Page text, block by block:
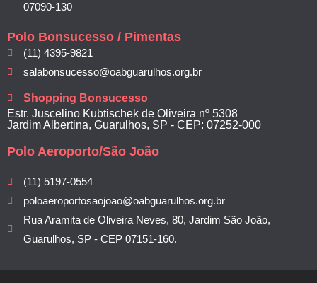
07090-130
Polo Bonsucesso / Pimentas
(11) 4395-9821
salabonsucesso@oabguarulhos.org.br
Shopping Bonsucesso
Estr. Juscelino Kubtischek de Oliveira nº 5308
Jardim Albertina, Guarulhos, SP - CEP: 07252-000
Polo Aeroporto/São João
(11) 5197-0554
poloaeroportosaojoao@oabguarulhos.org.br
Rua Aramita de Oliveira Neves, 80, Jardim São João,
Guarulhos, SP - CEP 07151-160.